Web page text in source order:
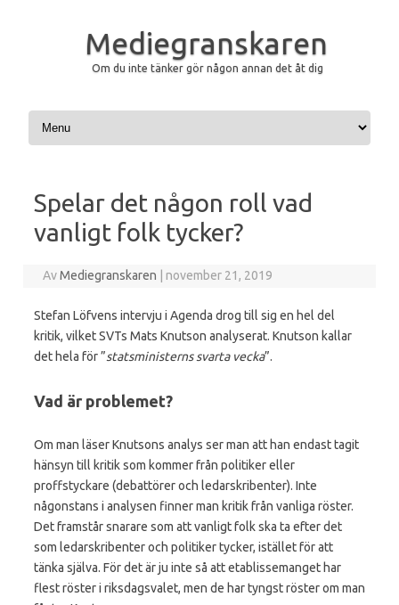
Mediegranskaren
Om du inte tänker gör någon annan det åt dig
Hoppa till innehåll
Spelar det någon roll vad
vanligt folk tycker?
AvMediegranskaren november 21, 2019
Stefan Löfvens intervju i Agenda drog till sig en hel del
kritik, vilket SVTs Mats Knutson analyserat. Knutson kallar
det hela för ”statsministerns svarta vecka”.
Vad är problemet?
Om man läser Knutsons analys ser man att han endast tagit
hänsyn till kritik som kommer från politiker eller
proffstyckare (debattörer och ledarskribenter). Inte
någonstans i analysen finner man kritik från vanliga röster.
Det framstår snarare som att vanligt folk ska ta efter det
som ledarskribenter och politiker tycker, istället för att
tänka själva. För det är ju inte så att etablissemanget har
flest röster i riksdagsvalet, men de har tyngst röster om man